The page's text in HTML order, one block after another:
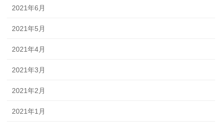
2021年6月
2021年5月
2021年4月
2021年3月
2021年2月
2021年1月